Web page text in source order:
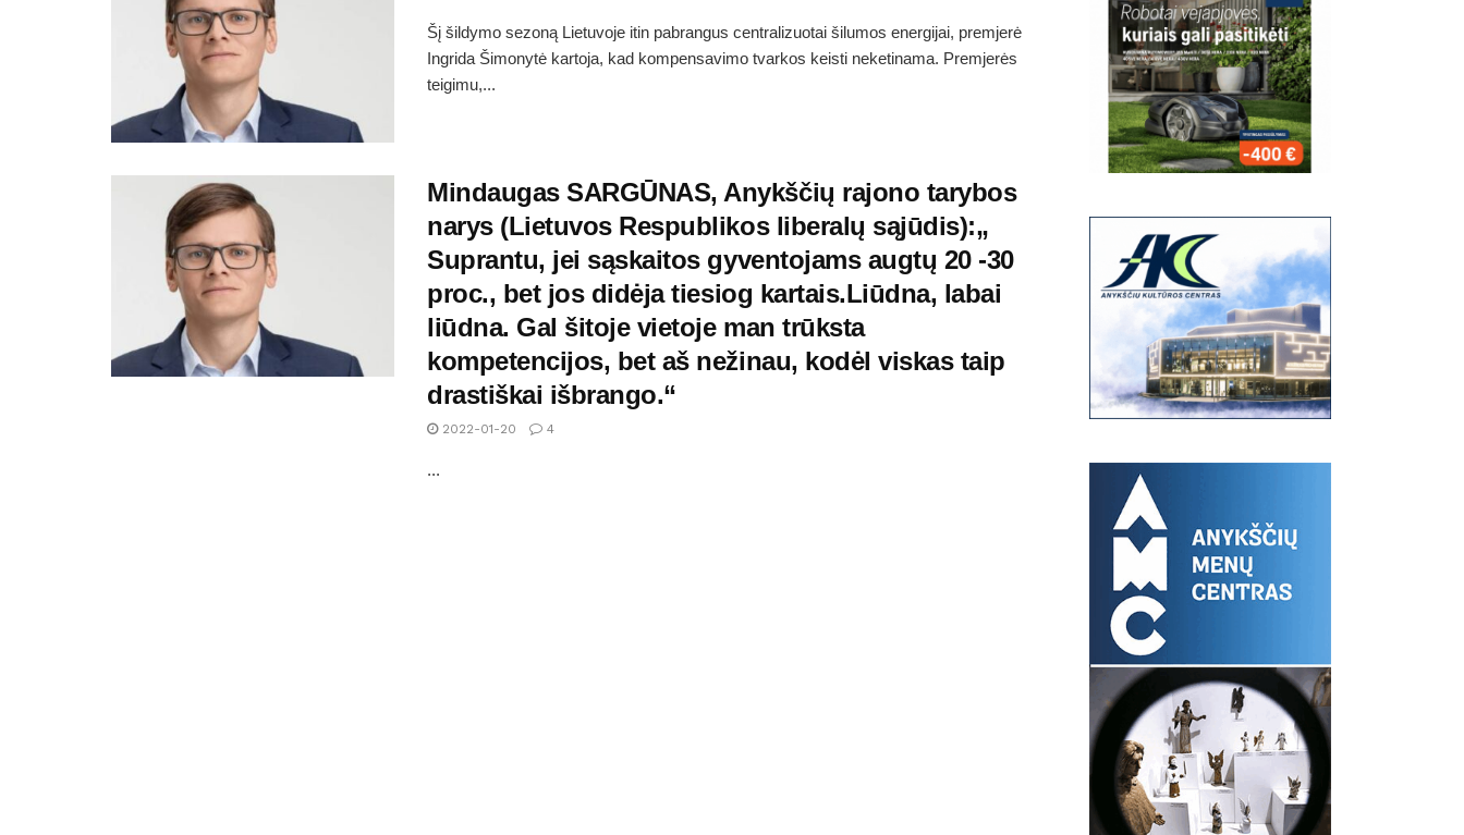
Šį šildymo sezoną Lietuvoje itin pabrangus centralizuotai šilumos energijai, premjerė
Ingrida Šimonytė kartoja, kad kompensavimo tvarkos keisti neketinama. Premjerės
teigimu,...
Mindaugas SARGŪNAS, Anykščių rajono tarybos
narys (Lietuvos Respublikos liberalų sąjūdis):„
Suprantu, jei sąskaitos gyventojams augtų 20 -30
proc., bet jos didėja tiesiog kartais.Liūdna, labai
liūdna. Gal šitoje vietoje man trūksta
kompetencijos, bet aš nežinau, kodėl viskas taip
drastiškai išbrango.“
2022-01-20 4
...